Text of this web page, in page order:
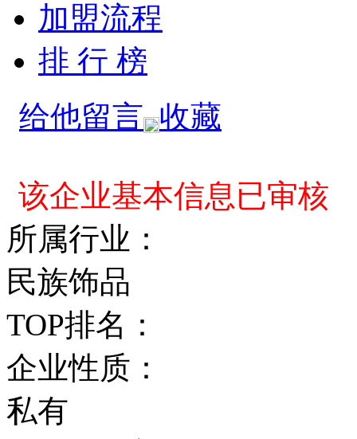
加盟流程
排 行 榜
给他留言 收藏
该企业基本信息已审核
所属行业：
民族饰品
TOP排名：
企业性质：
私有